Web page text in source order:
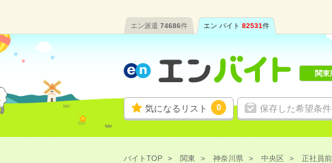
エン派遣 74686件 エン バイト 82531件
気になるリスト 0 保存した希望条件
関東
バイトTOP 関東 神奈川県 中央区 正社員